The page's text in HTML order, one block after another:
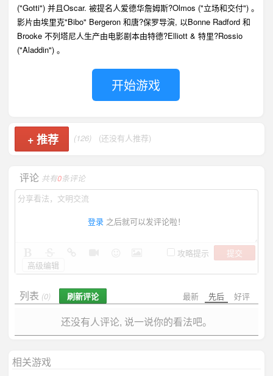
("Gotti") 并且Oscar. 被提名人爱德华詹姆斯?Olmos ("立场和交付") 。
影片由埃里克"Bibo" Bergeron 和唐?保罗导演, 以Bonne Radford 和
Brooke 不列塔尼人生产由电影剧本由特德?Elliott & 特里?Rossio
("Aladdin") 。
开始游戏
+推荐 (126) (还没有人推荐)
评论 共有0条评论
登录 之后就可以发评论啦！
攻略提示
提交
高级编辑
最新 先后 好评
列表 (0) 刷新评论
还没有人评论, 说一说你的看法吧。
相关游戏